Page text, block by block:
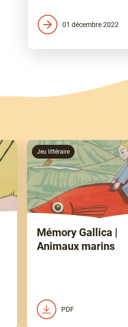
01 décembre 2022
Jeu littéraire
Mémory Gallica |
Animaux marins
PDF